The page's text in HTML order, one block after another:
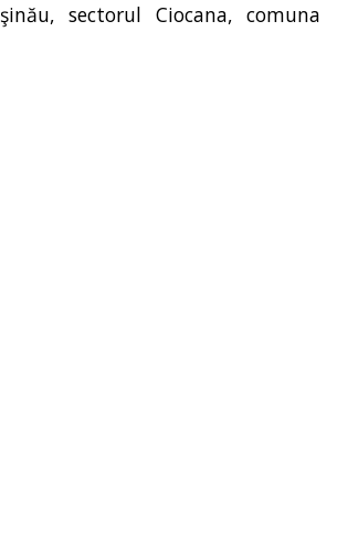
sectorul Ciocana, comuna